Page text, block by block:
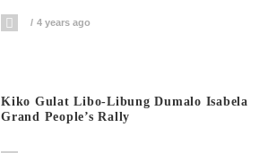
4 years ago
Kiko Gulat Libo-Libung Dumalo Isabela
Grand People’s Rally